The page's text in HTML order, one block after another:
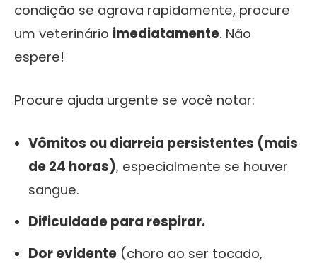
condição se agrava rapidamente, procure
um veterinário imediatamente. Não
espere!
Procure ajuda urgente se você notar:
Vômitos ou diarreia persistentes (mais
de 24 horas), especialmente se houver
sangue.
Dificuldade para respirar.
Dor evidente (choro ao ser tocado,